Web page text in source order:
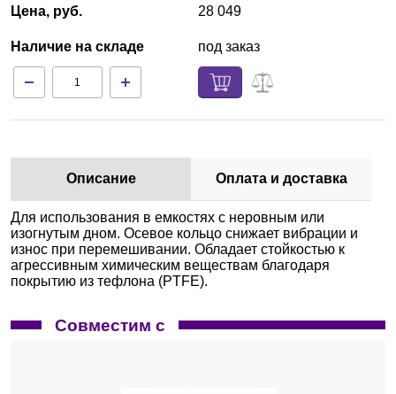
Технический сервис
Цена, руб.
Наличие на складе
28 049
под заказ
Описание Оплата и доставка
Для использования в емкостях с неровным или
изогнутым дном. Осевое кольцо снижает вибрации и
износ при перемешивании. Обладает стойкостью к
агрессивным химическим веществам благодаря
покрытию из тефлона (PTFE).
Совместим с